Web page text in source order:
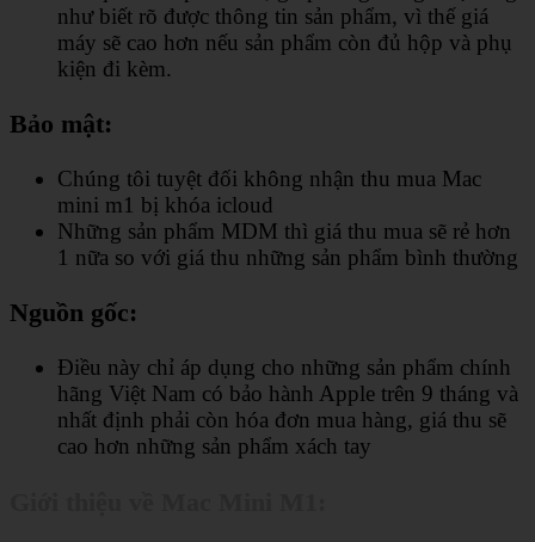
như biết rõ được thông tin sản phẩm, vì thế giá
máy sẽ cao hơn nếu sản phẩm còn đủ hộp và phụ
kiện đi kèm.
Bảo mật:
Chúng tôi tuyệt đối không nhận thu mua Mac
mini m1 bị khóa icloud
Những sản phẩm MDM thì giá thu mua sẽ rẻ hơn
1 nữa so với giá thu những sản phẩm bình thường
Nguồn gốc:
Điều này chỉ áp dụng cho những sản phẩm chính
hãng Việt Nam có bảo hành Apple trên 9 tháng và
nhất định phải còn hóa đơn mua hàng, giá thu sẽ
cao hơn những sản phẩm xách tay